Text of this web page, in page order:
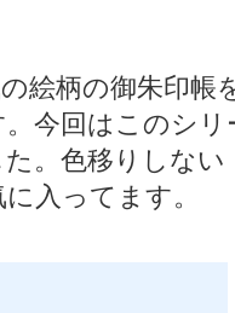
絵柄の御朱印帳
今回はこのシリ
。色移りしない
入ってます。